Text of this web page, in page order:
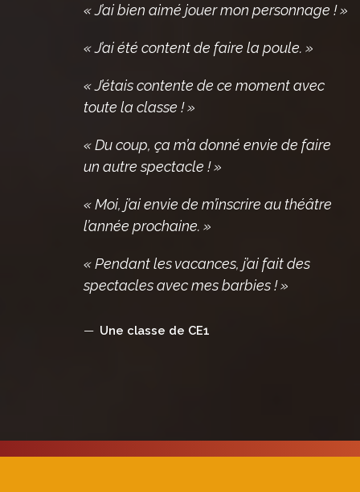
« J’ai bien aimé jouer mon personnage ! »
« J’ai été content de faire la poule. »
« J’étais contente de ce moment avec
toute la classe ! »
« Du coup, ça m’a donné envie de faire
un autre spectacle ! »
« Moi, j’ai envie de m’inscrire au théâtre
l’année prochaine. »
« Pendant les vacances, j’ai fait des
spectacles avec mes barbies ! »
Une classe de CE1